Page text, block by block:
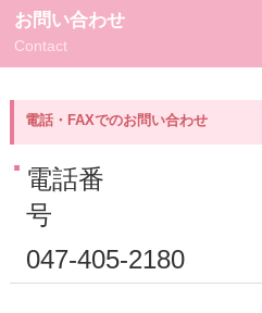
お問い合わせ
Contact
電話・FAXでのお問い合わせ
電話番
号
047-405-2180